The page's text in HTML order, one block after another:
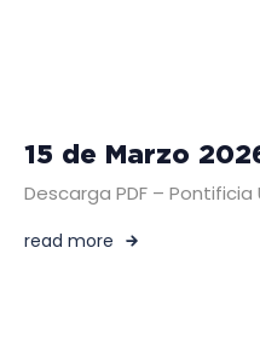
15 de Marzo
Descarga PDF –
read more